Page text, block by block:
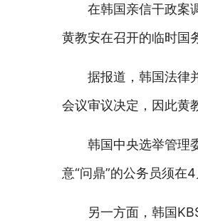
在韩国亲信干政案
黄教安在召开的临时国
据报道，韩国法律
会议审议决定，因此黄
韩国中央选举管理
意“问鼎”的公务员须在4
另一方面，韩国